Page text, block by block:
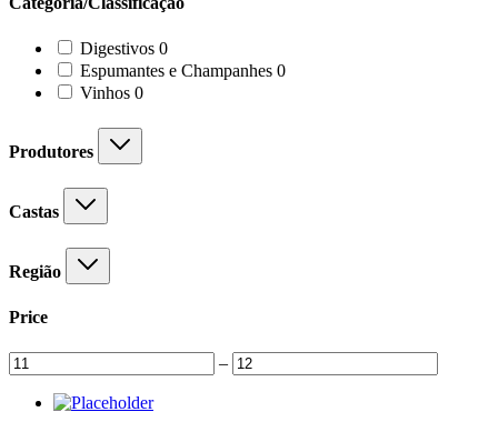
Digestivos 00
products
Espumantes e Champanhes 00
Vinhos 00
Produtores
Castas
Região
Price
–